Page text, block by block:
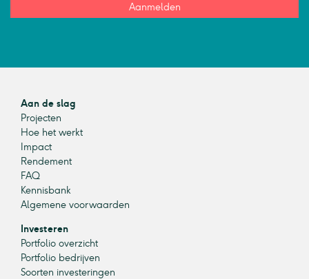
Aanmelden
Aan de slag
Projecten
Hoe het werkt
Impact
Rendement
FAQ
Kennisbank
Algemene voorwaarden
Investeren
Portfolio overzicht
Portfolio bedrijven
Soorten investeringen